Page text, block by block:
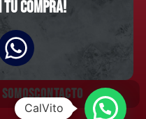
compra!
CONTACTO
CalVito